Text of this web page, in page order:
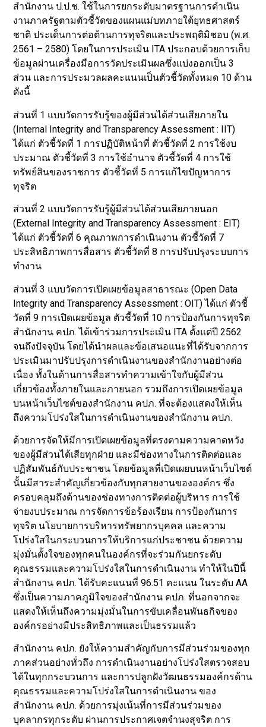
สำนักงาน ป.ป.ช. ใช้ในการยกระดับมาตรฐานการดำเนิน
งานภาครัฐตามตัวชี้วัดของแผนแม่บทภายใต้ยุทธศาสตร์
ชาติ ประเด็นการต่อต้านการทุจริตและประพฤติมิชอบ (พ.ศ.
2561 – 2580) โดยในการประเมิน ITA ประกอบด้วยการเก็บ
ข้อมูลผ่านเครื่องมือการวัดประเมินผลซึ่งแบ่งออกเป็น 3
ส่วน และการประมวลผลคะแนนเป็นตัวชี้วัดทั้งหมด 10 ด้าน
ดังนี้
ส่วนที่ 1 แบบวัดการรับรู้ของผู้มีส่วนได้ส่วนเสียภายใน
(Internal Integrity and Transparency Assessment : IIT)
ได้แก่ ตัวชี้วัดที่ 1 การปฏิบัติหน้าที่ ตัวชี้วัดที่ 2 การใช้งบ
ประมาณ ตัวชี้วัดที่ 3 การใช้อำนาจ ตัวชี้วัดที่ 4 การใช้
ทรัพย์สินของราชการ ตัวชี้วัดที่ 5 การแก้ไขปัญหาการ
ทุจริต
ส่วนที่ 2 แบบวัดการรับรู้ผู้มีส่วนได้ส่วนเสียภายนอก
(External Integrity and Transparency Assessment : EIT)
ได้แก่ ตัวชี้วัดที่ 6 คุณภาพการดำเนินงาน ตัวชี้วัดที่ 7
ประสิทธิภาพการสื่อสาร ตัวชี้วัดที่ 8 การปรับปรุงระบบการ
ทำงาน
ส่วนที่ 3 แบบวัดการเปิดเผยข้อมูลสาธารณะ (Open Data
Integrity and Transparency Assessment : OIT) ได้แก่ ตัวชี้
วัดที่ 9 การเปิดเผยข้อมูล ตัวชี้วัดที่ 10 การป้องกันการทุจริต
สำนักงาน คปภ. ได้เข้าร่วมการประเมิน ITA ตั้งแต่ปี 2562
จนถึงปัจจุบัน โดยได้นำผลและข้อเสนอแนะที่ได้รับจากการ
ประเมินมาปรับปรุงการดำเนินงานของสำนักงานอย่างต่อ
เนื่อง ทั้งในด้านการสื่อสารทำความเข้าใจกับผู้มีส่วน
เกี่ยวข้องทั้งภายในและภายนอก รวมถึงการเปิดเผยข้อมูล
บนหน้าเว็บไซต์ของสำนักงาน คปภ. ที่จะต้องแสดงให้เห็น
ถึงความโปร่งใสในการดำเนินงานของสำนักงาน คปภ.
ด้วยการจัดให้มีการเปิดเผยข้อมูลที่ตรงตามความคาดหวัง
ของผู้มีส่วนได้เสียทุกฝ่าย และมีช่องทางในการติดต่อและ
ปฏิสัมพันธ์กับประชาชน โดยข้อมูลที่เปิดเผยบนหน้าเว็บไซต์
นั้นมีสาระสำคัญเกี่ยวข้องกับทุกสายงานขององค์กร ซึ่ง
ครอบคลุมถึงด้านของช่องทางการติดต่อผู้บริหาร การใช้
จ่ายงบประมาณ การจัดการข้อร้องเรียน การป้องกันการ
ทุจริต นโยบายการบริหารทรัพยากรบุคคล และความ
โปร่งใสในกระบวนการให้บริการแก่ประชาชน ด้วยความ
มุ่งมั่นตั้งใจของทุกคนในองค์กรที่จะร่วมกันยกระดับ
คุณธรรมและความโปร่งใสในการดำเนินงาน ทำให้ในปีนี้
สำนักงาน คปภ. ได้รับคะแนนที่ 96.51 คะแนน ในระดับ AA
ซึ่งเป็นความภาคภูมิใจของสำนักงาน คปภ. ที่นอกจากจะ
แสดงให้เห็นถึงความมุ่งมั่นในการขับเคลื่อนพันธกิจของ
องค์กรอย่างมีประสิทธิภาพและเป็นธรรมแล้ว
สำนักงาน คปภ. ยังให้ความสำคัญกับการมีส่วนร่วมของทุก
ภาคส่วนอย่างทั่วถึง การดำเนินงานอย่างโปร่งใสตรวจสอบ
ได้ในทุกกระบวนการ และการปลูกฝังวัฒนธรรมองค์กรด้าน
คุณธรรมและความโปร่งใสในการดำเนินงาน ของ
สำนักงาน คปภ. ด้วยการมุ่งเน้นที่การมีส่วนร่วมของ
บุคลากรทุกระดับ ผ่านการประกาศเจตจำนงสุจริต การ